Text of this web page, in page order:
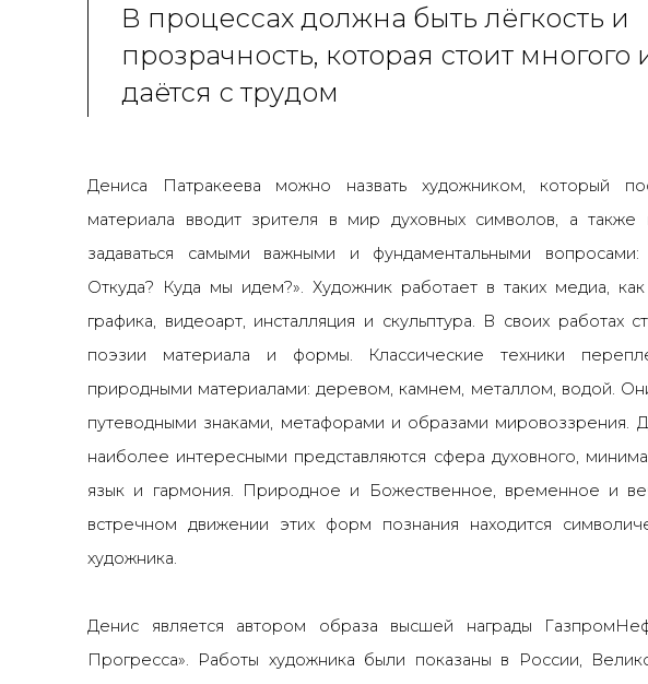
В процессах должна быть лёгкость и
прозрачность, которая стоит многого
даётся с трудом
Дениса Патракеева можно назвать художником, который
материала вводит зрителя в мир духовных символов, а также
задаваться самыми важными и фундаментальными
Откуда? Куда мы идем?». Художник работает в таких медиа, как
графика, видеоарт, инсталляция и скульптура. В своих работах
поэзии материала и формы. Классические техники
природными материалами: деревом, камнем, металлом, водой.
путеводными знаками, метафорами и образами мировоззрения.
наиболее интересными представляются сфера духовного,
язык и гармония. Природное и Божественное, временное и
встречном движении этих форм познания находится
художника.
Денис является автором образа высшей награды
Прогресса». Работы художника были показаны в России,